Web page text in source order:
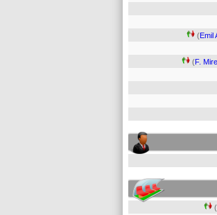
(Emil
(F.